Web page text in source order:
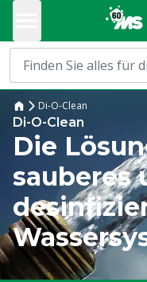
Di-O-Clean
Di-O-Clean
Die
sauberes